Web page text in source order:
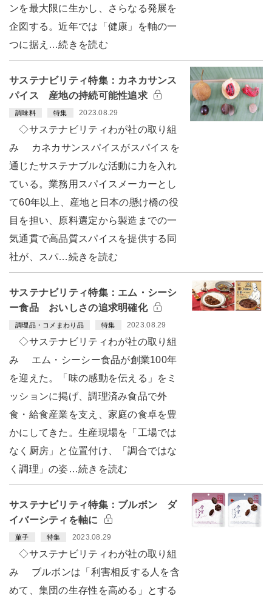
ンを最大限に生かし、さらなる発展を
企図する。近年では「健康」を軸の一
つに据え…続きを読む
サステナビリティ特集：カネカサンス
パイス 産地の持続可能性追求
調味料 特集 2023.08.29
◇サステナビリティわが社の取り組
み カネカサンスパイスがスパイスを
通じたサステナブルな活動に力を入れ
ている。業務用スパイスメーカーとし
て60年以上、産地と日本の懸け橋の役
目を担い、原料選定から製造までの一
気通貫で高品質スパイスを提供する同
社が、スパ…続きを読む
サステナビリティ特集：エム・シーシ
ー食品 おいしさの追求明確化
調理品・コメまわり品 特集 2023.08.29
◇サステナビリティわが社の取り組
み エム・シーシー食品が創業100年
を迎えた。「味の感動を伝える」をミ
ッションに掲げ、調理済み食品で外
食・給食産業を支え、家庭の食卓を豊
かにしてきた。生産現場を「工場では
なく厨房」と位置付け、「調合ではな
く調理」の姿…続きを読む
サステナビリティ特集：ブルボン ダ
イバーシティを軸に
菓子 特集 2023.08.29
◇サステナビリティわが社の取り組
み ブルボンは「利害相反する人を含
めて、集団の生存性を高める」とする